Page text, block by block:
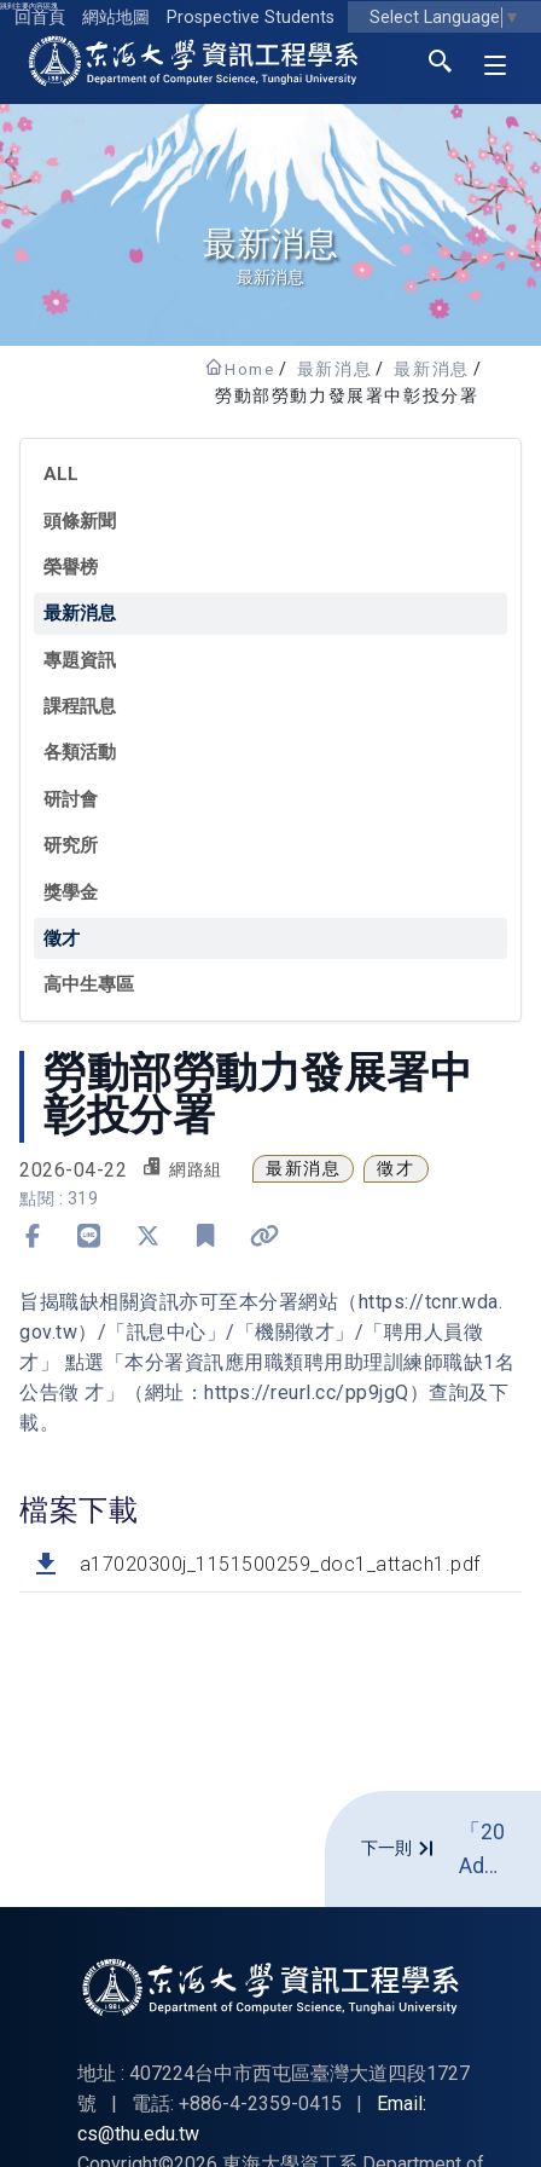
跳到主要內容區塊
回首頁 網站地圖 Prospective Students Select Language ▼
東海大學logo
最新消息
最新消息
Home 最新消息
最新消息
勞動部勞動力發展署中彰投分署
ALL
頭條新聞
榮譽榜
最新消息
專題資訊
課程訊息
各類活動
研討會
研究所
獎學金
徵才
高中生專區
勞動部勞動力發展署中
彰投分署
2026-04-22 網路組 最新消息
徵才
點閱 : 319
旨揭職缺相關資訊亦可至本分署網站（https://tcnr.wda.
gov.tw）/「訊息中心」/「機關徵才」/「聘用人員徵
才」 點選「本分署資訊應用職類聘用助理訓練師職缺1名
公告徵 才」（網址：https://reurl.cc/pp9jgQ）查詢及下
載。
檔案下載
a17020300j_1151500259_doc1_attach1.pdf
下一則
「2026
Adobe
賽」
地址 : 407224台中市西屯區臺灣大道四段1727
號
| 電話: +886-4-2359-0415 |
Email:
cs@thu.edu.tw